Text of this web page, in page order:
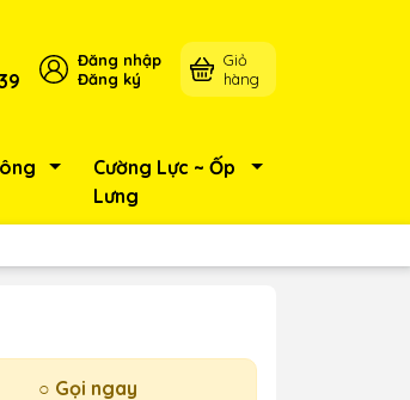
Đăng nhập
Đăng ký
Giỏ
hàng
Cường Lực ~ Ốp
Lưng
○ Gọi ngay